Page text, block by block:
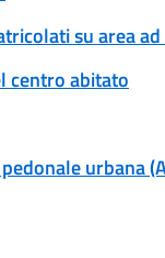
su area
centro abitato
urbana